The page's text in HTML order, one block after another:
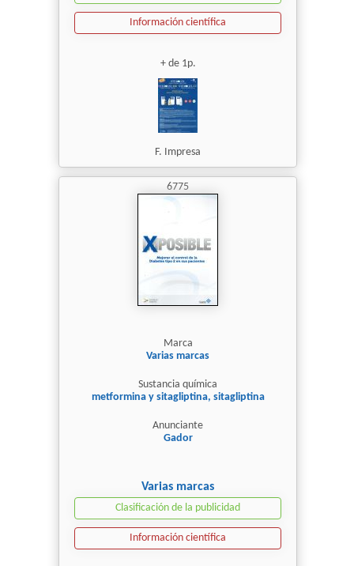
Información científica
+ de 1p.
F. Impresa
6775
Marca
Varias marcas
Sustancia química
metformina y sitagliptina, sitagliptina
Anunciante
Gador
Varias marcas
Clasificación de la publicidad
Información científica